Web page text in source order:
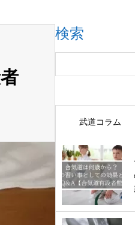
検索
武道コラム